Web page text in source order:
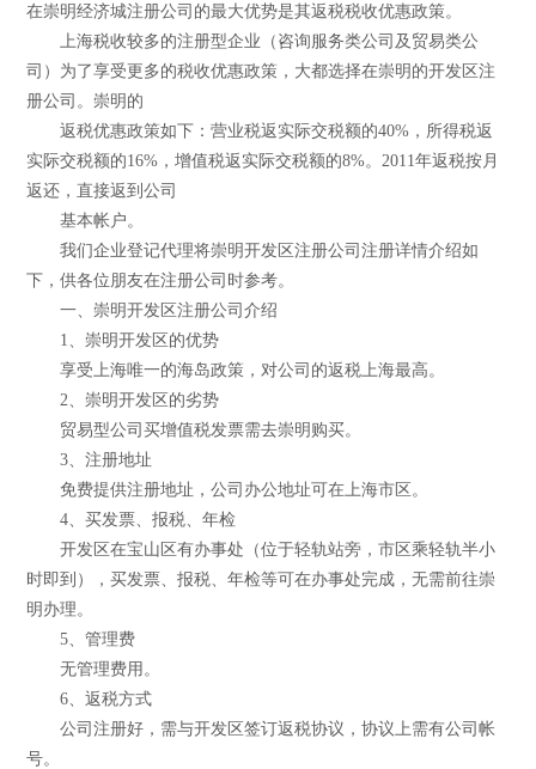
在崇明经济城注册公司的最大优势是其返税税收优惠政策。
上海税收较多的注册型企业（咨询服务类公司及贸易类公
司）为了享受更多的税收优惠政策，大都选择在崇明的开发区注
册公司。崇明的
返税优惠政策如下：营业税返实际交税额的40%，所得税返
实际交税额的16%，增值税返实际交税额的8%。2011年返税按月
返还，直接返到公司
基本帐户。
我们企业登记代理将崇明开发区注册公司注册详情介绍如
下，供各位朋友在注册公司时参考。
一、崇明开发区注册公司介绍
1、崇明开发区的优势
享受上海唯一的海岛政策，对公司的返税上海最高。
2、崇明开发区的劣势
贸易型公司买增值税发票需去崇明购买。
3、注册地址
免费提供注册地址，公司办公地址可在上海市区。
4、买发票、报税、年检
开发区在宝山区有办事处（位于轻轨站旁，市区乘轻轨半小
时即到），买发票、报税、年检等可在办事处完成，无需前往崇
明办理。
5、管理费
无管理费用。
6、返税方式
公司注册好，需与开发区签订返税协议，协议上需有公司帐
号。